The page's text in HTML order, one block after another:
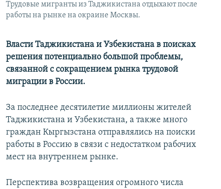
Трудовые мигранты из Таджикистана отдыхают после
работы на рынке на окраине Москвы.
Власти Таджикистана и Узбекистана в поисках
решения потенциально большой проблемы,
связанной с сокращением рынка трудовой
миграции в России.
За последнее десятилетие миллионы жителей
Таджикистана и Узбекистана, а также много
граждан Кыргызстана отправлялись на поиски
работы в Россию в связи с недостатком рабочих
мест на внутреннем рынке.
Перспектива возвращения огромного числа